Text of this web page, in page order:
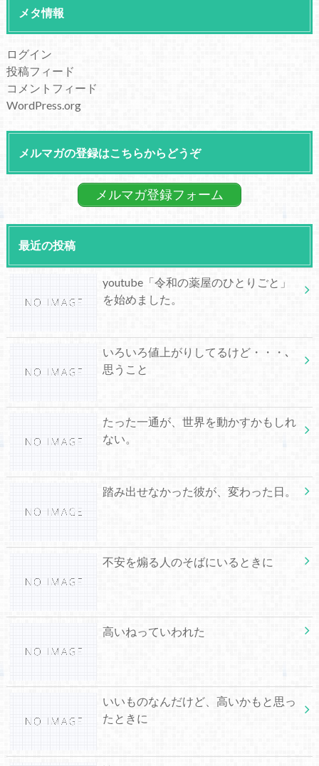
メタ情報
ログイン
投稿フィード
コメントフィード
WordPress.org
メルマガの登録はこちらからどうぞ
メルマガ登録フォーム
最近の投稿
youtube「令和の薬屋のひとりごと」
を始めました。
いろいろ値上がりしてるけど・・・､
思うこと
たった一通が、世界を動かすかもしれ
ない。
踏み出せなかった彼が、変わった日。
不安を煽る人のそばにいるときに
高いねっていわれた
いいものなんだけど、高いかもと思っ
たときに